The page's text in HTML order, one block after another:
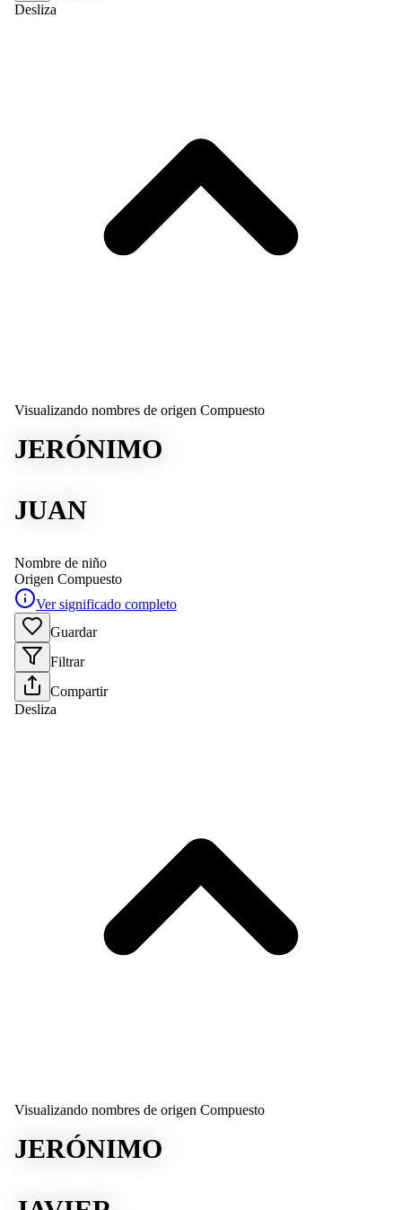
Desliza
Visualizando nombres de origen Compuesto
JERÓNIMO
JUAN
Nombre de niño
Origen Compuesto
Ver significado completo
Guardar
Filtrar
Compartir
Desliza
Visualizando nombres de origen Compuesto
JERÓNIMO